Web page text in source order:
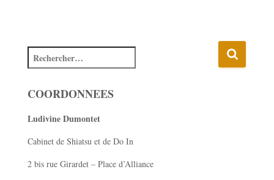
COORDONNEES
Ludivine Dumontet
Cabinet de Shiatsu et de Do In
2 bis rue Girardet – Place d’Alliance